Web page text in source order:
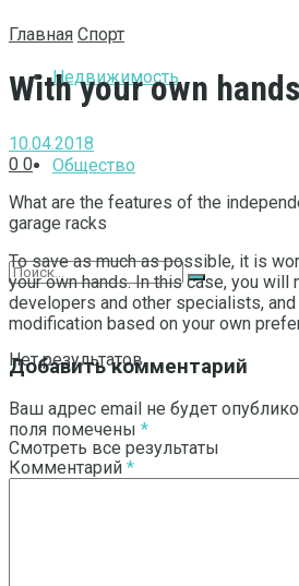
Недвижимость
Общество
Нет результатов
Смотреть все результаты
Главная Спорт
With your own hands
10.04.2018
0 0
What are the features of the
garage racks
To save as much as possible, it is
your own hands. In this case, you will
developers and other specialists,
modification based on your own
Добавить комментарий
Ваш адрес email не будет
поля помечены *
Комментарий *